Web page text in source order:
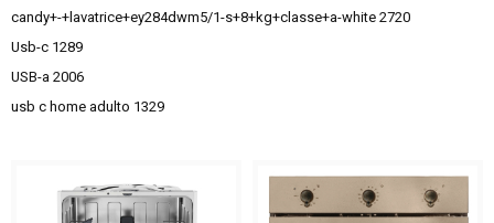
candy+-+lavatrice+ey284dwm5/1-s+8+kg+classe+a-white2720
Usb-c 1289
USB-a2006
usb c home adulto 1329